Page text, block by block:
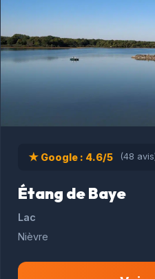
★ Google : 4.6/5 (48
Étang de Baye
Lac
Nièvre